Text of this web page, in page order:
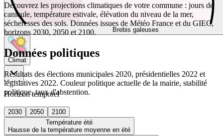
Brebis galeuses
Climat
Horizon temporel
2030 2050
2100
Température été
Hausse de la température moyenne en été
Découvrez les projections climatiques de votre commune : jours de
canicule, température estivale, élévation du niveau de la mer,
sécheresses des sols. Données issues de Météo France et du GIEC,
horizons 2030, 2050 et 2100.
Données politiques
Résultats des élections municipales 2020, présidentielles 2022 et
législatives 2022. Couleur politique actuelle de la mairie, stabilité
politique, taux d'abstention.